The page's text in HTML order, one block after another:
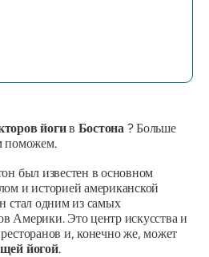
йогив Бостона? Больше
поможем.
был известен в основном
и историей американской
стал одним из самых
Америки. Это центр искусства и
и, конечно же, может
йогой.